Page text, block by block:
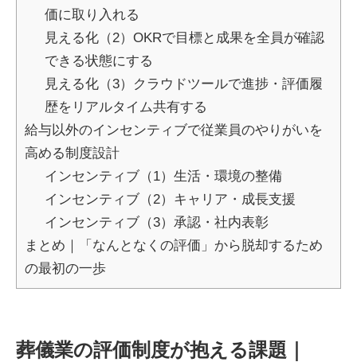
価に取り入れる
見える化（2）OKRで目標と成果を全員が確認
できる状態にする
見える化（3）クラウドツールで進捗・評価履
歴をリアルタイム共有する
給与以外のインセンティブで従業員のやりがいを
高める制度設計
インセンティブ（1）生活・環境の整備
インセンティブ（2）キャリア・成長支援
インセンティブ（3）承認・社内表彰
まとめ｜「なんとなくの評価」から脱却するため
の最初の一歩
葬儀業の評価制度が抱える課題｜